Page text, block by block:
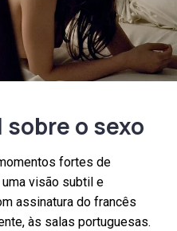
o sexo
fortes de
visão subtil e
assinatura do francês
às salas portuguesas.